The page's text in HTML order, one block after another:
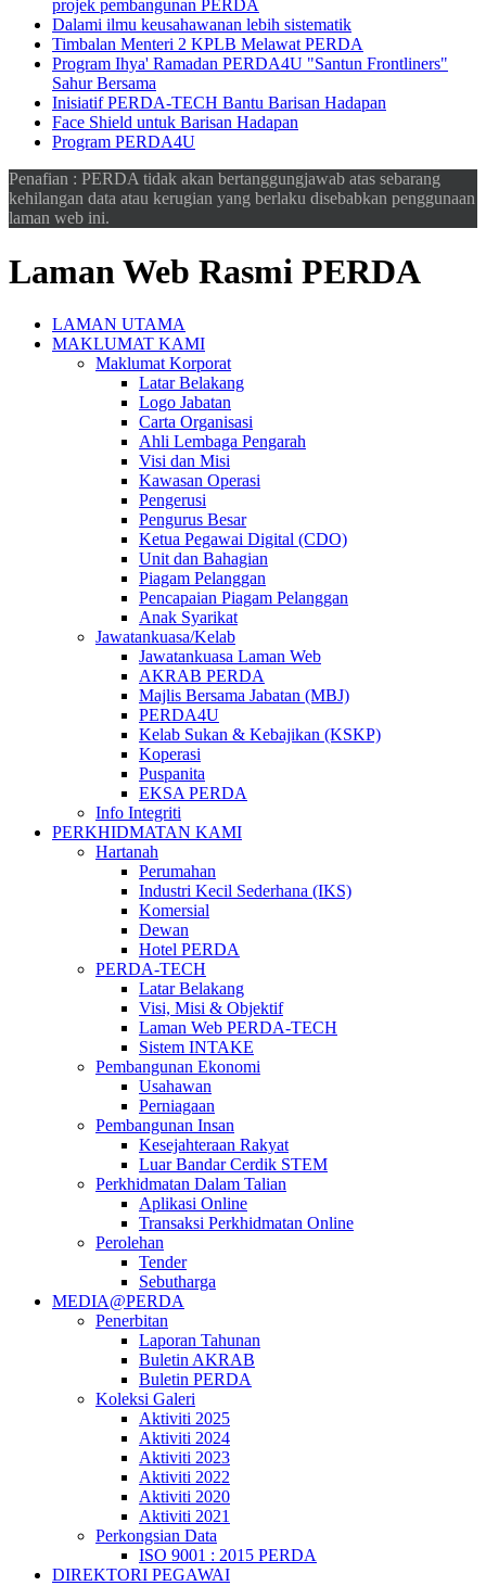
projek pembangunan PERDA
Dalami ilmu keusahawanan lebih sistematik
Timbalan Menteri 2 KPLB Melawat PERDA
Program Ihya' Ramadan PERDA4U "Santun Frontliners"
Sahur Bersama
Inisiatif PERDA-TECH Bantu Barisan Hadapan
Face Shield untuk Barisan Hadapan
Program PERDA4U
Penafian : PERDA tidak akan bertanggungjawab atas sebarang
kehilangan data atau kerugian yang berlaku disebabkan penggunaan
laman web ini.
Laman Web Rasmi PERDA
LAMAN UTAMA
MAKLUMAT KAMI
Maklumat Korporat
Latar Belakang
Logo Jabatan
Carta Organisasi
Ahli Lembaga Pengarah
Visi dan Misi
Kawasan Operasi
Pengerusi
Pengurus Besar
Ketua Pegawai Digital (CDO)
Unit dan Bahagian
Piagam Pelanggan
Pencapaian Piagam Pelanggan
Anak Syarikat
Jawatankuasa/Kelab
Jawatankuasa Laman Web
AKRAB PERDA
Majlis Bersama Jabatan (MBJ)
PERDA4U
Kelab Sukan & Kebajikan (KSKP)
Koperasi
Puspanita
EKSA PERDA
Info Integriti
PERKHIDMATAN KAMI
Hartanah
Perumahan
Industri Kecil Sederhana (IKS)
Komersial
Dewan
Hotel PERDA
PERDA-TECH
Latar Belakang
Visi, Misi & Objektif
Laman Web PERDA-TECH
Sistem INTAKE
Pembangunan Ekonomi
Usahawan
Perniagaan
Pembangunan Insan
Kesejahteraan Rakyat
Luar Bandar Cerdik STEM
Perkhidmatan Dalam Talian
Aplikasi Online
Transaksi Perkhidmatan Online
Perolehan
Tender
Sebutharga
MEDIA@PERDA
Penerbitan
Laporan Tahunan
Buletin AKRAB
Buletin PERDA
Koleksi Galeri
Aktiviti 2025
Aktiviti 2024
Aktiviti 2023
Aktiviti 2022
Aktiviti 2020
Aktiviti 2021
Perkongsian Data
ISO 9001 : 2015 PERDA
DIREKTORI PEGAWAI